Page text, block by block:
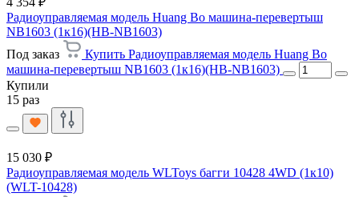
Радиоуправляемая модель Huang Bo машина-перевертыш
NB1603 (1к16)(HB-NB1603)
Под заказ
Купить Радиоуправляемая модель Huang Bo
машина-перевертыш NB1603 (1к16)(HB-NB1603)
Купили
15 раз
15 030 ₽
Радиоуправляемая модель WLToys багги 10428 4WD (1к10)
(WLT-10428)